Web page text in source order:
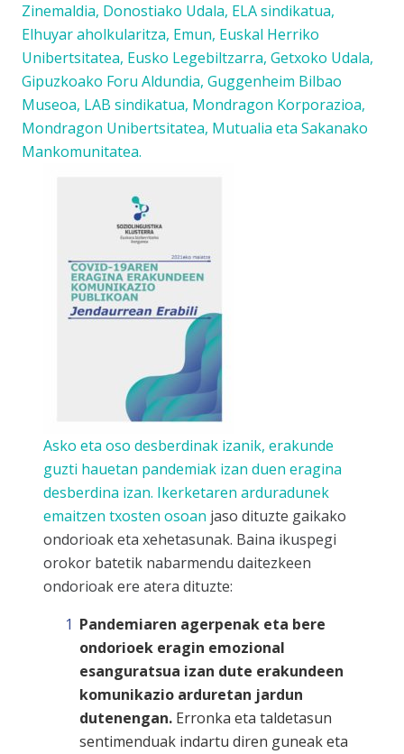
Zinemaldia, Donostiako Udala, ELA sindikatua,
Elhuyar aholkularitza, Emun, Euskal Herriko
Unibertsitatea, Eusko Legebiltzarra, Getxoko Udala,
Gipuzkoako Foru Aldundia, Guggenheim Bilbao
Museoa, LAB sindikatua, Mondragon Korporazioa,
Mondragon Unibertsitatea, Mutualia eta Sakanako
Mankomunitatea.
Asko eta oso desberdinak izanik, erakunde
guzti hauetan pandemiak izan duen eragina
desberdina izan. Ikerketaren arduradunek
emaitzen txosten osoan jaso dituzte gaikako
ondorioak eta xehetasunak. Baina ikuspegi
orokor batetik nabarmendu daitezkeen
ondorioak ere atera dituzte:
Pandemiaren agerpenak eta bere
ondorioek eragin emozional
esanguratsua izan dute erakundeen
komunikazio arduretan jardun
dutenengan. Erronka eta taldetasun
sentimenduak indartu diren guneak eta